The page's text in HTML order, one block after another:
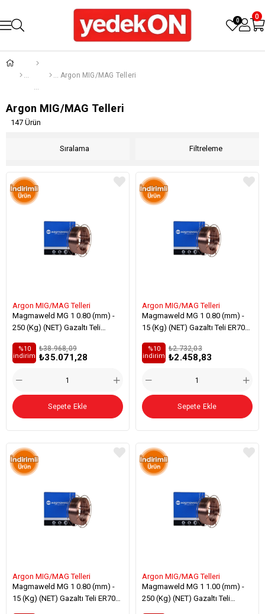
0 0
Argon MIG/MAG Telleri
Argon MIG/MAG Telleri
Filtreleme
Sıralama
147 Ürün
Argon MIG/MAG Telleri
Magmaweld MG 1 0.80 (mm) -
250 (Kg) (NET) Gazaltı Teli
Kaynağı
₺35.071,28
₺38.968,09
%10
i̇ndirim
Sepete Ekle
Argon MIG/MAG Telleri
Magmaweld MG 1 0.80 (mm) -
15 (Kg) (NET) Gazaltı Teli ER70S-
₺2.458,83
₺2.732,03
%10
i̇ndirim
Sepete Ekle
Argon MIG/MAG Telleri
Magmaweld MG 1 0.80 (mm) -
15 (Kg) (NET) Gazaltı Teli ER70S-
Argon MIG/MAG Telleri
Magmaweld MG 1 1.00 (mm) -
250 (Kg) (NET) Gazaltı Teli